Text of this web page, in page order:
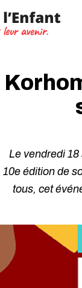
Le vendredi 18
10e édition de
tous, cet